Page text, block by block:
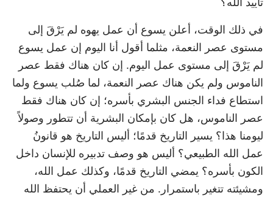
في ذلك الوقت، أعلن يسوع أن عمل يهوه لم يَرْقَ إلى
مستوى عصر النعمة، مثلما أقول أنا اليوم إن عمل يسوع
لم يَرْقَ إلى مستوى عمل اليوم. إن كان هناك فقط عصر
الناموس ولم يكن هناك عصر النعمة، لما صُلب يسوع ولما
استطاع فداء الجنس البشري بأسره؛ إن كان هناك فقط
عصر الناموس، هل كان بإمكان البشرية أن تتطور وصولاً
ليومنا هذا؟ يسير التاريخ قدمًا؛ أليس التاريخ هو قانونُ
عمل الله الطبيعي؟ أليس هو وصف تدبيره للإنسان داخل
الكون بأسره؟ يمضي التاريخ قدمًا، وكذلك عمل الله،
ومشيئته تتغير باستمرار. من غير العملي أن يحتفظ الله